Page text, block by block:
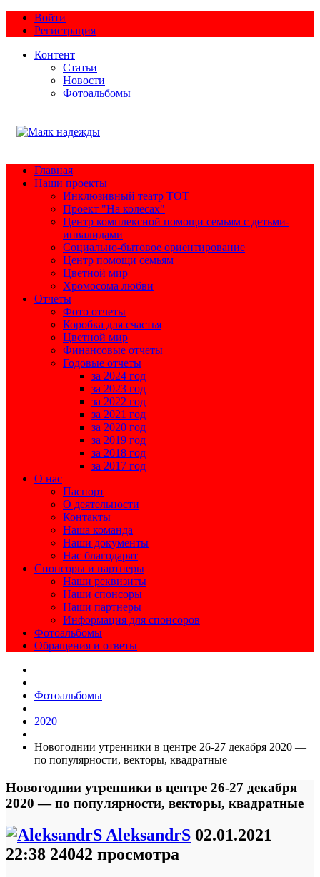
Войти
Регистрация
Контент
Статьи
Новости
Фотоальбомы
Главная
Наши проекты
Инклюзивный театр ТОТ
Проект "На колесах"
Центр комплексной помощи семьям с детьми-
инвалидами
Социально-бытовое ориентирование
Центр помощи семьям
Цветной мир
Хромосома любви
Отчеты
Фото отчеты
Коробка для счастья
Цветной мир
Финансовые отчеты
Годовые отчеты
за 2024 год
за 2023 год
за 2022 год
за 2021 год
за 2020 год
за 2019 год
за 2018 год
за 2017 год
О нас
Паспорт
О деятельности
Контакты
Наша команда
Наши документы
Нас благодарят
Спонсоры и партнеры
Наши реквизиты
Наши спонсоры
Наши партнеры
Информация для спонсоров
Фотоальбомы
Обращения и ответы
Фотоальбомы
2020
Новогоднии утренники в центре 26-27 декабря 2020 —
по популярности, векторы, квадратные
Новогоднии утренники в центре 26-27 декабря
2020 — по популярности, векторы, квадратные
AleksandrS 02.01.2021
22:38 24042 просмотра